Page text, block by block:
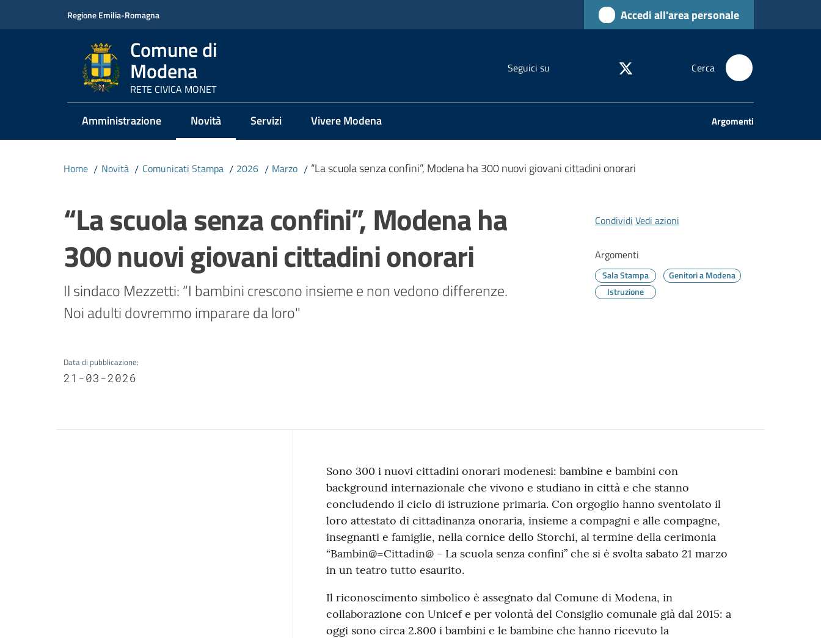
Regione Emilia-Romagna Accedi all'area personale
Comune di
Modena
RETE CIVICA MONET
Seguici su Cerca
Amministrazione Novità
Menu selezionato
Servizi Vivere Modena Argomenti
Home / Novità / Comunicati Stampa / 2026 / Marzo / “La scuola senza confini”, Modena ha 300 nuovi giovani cittadini onorari
“La scuola senza confini”, Modena ha
300 nuovi giovani cittadini onorari
Il sindaco Mezzetti: “I bambini crescono insieme e non vedono differenze.
Noi adulti dovremmo imparare da loro"
Data di pubblicazione:
21-03-2026
Condividi Vedi azioni
Argomenti
Sala Stampa
Genitori a Modena
Istruzione
Contenuto
Sono 300 i nuovi cittadini onorari modenesi: bambine e bambini con
background internazionale che vivono e studiano in città e che stanno
concludendo il ciclo di istruzione primaria. Con orgoglio hanno sventolato il
loro attestato di cittadinanza onoraria, insieme a compagni e alle compagne,
insegnanti e famiglie, nella cornice dello Storchi, al termine della cerimonia
“Bambin@=Cittadin@ - La scuola senza confini” che si è svolta sabato 21 marzo
in un teatro tutto esaurito.
Il riconoscimento simbolico è assegnato dal Comune di Modena, in
collaborazione con Unicef e per volontà del Consiglio comunale già dal 2015: a
oggi sono circa 2.800 i bambini e le bambine che hanno ricevuto la